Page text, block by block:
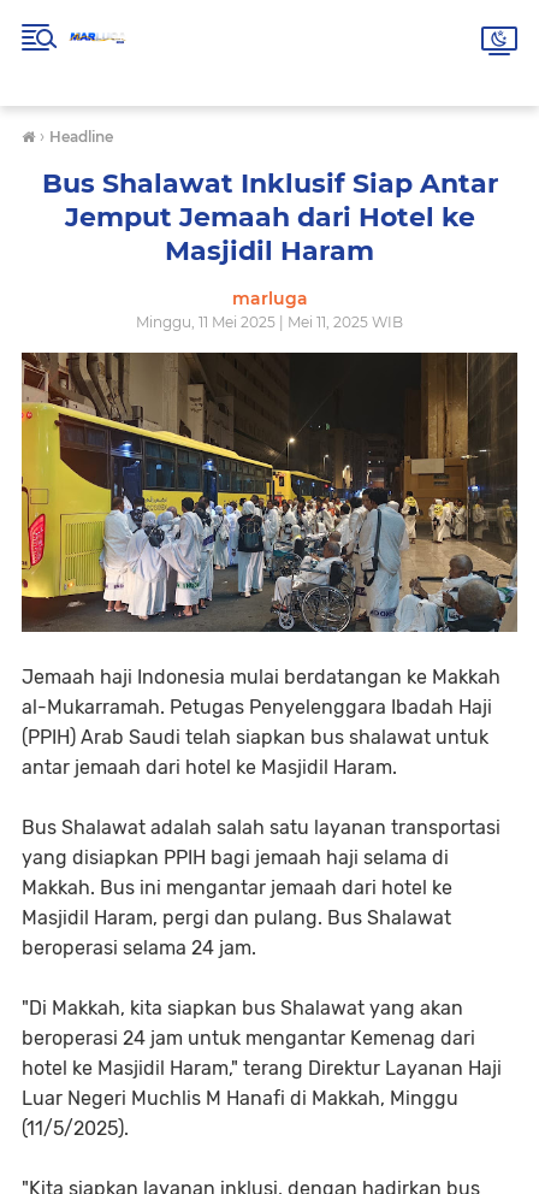
› Headline
Bus Shalawat Inklusif Siap Antar
Jemput Jemaah dari Hotel ke
Masjidil Haram
marluga
Minggu, 11 Mei 2025 | Mei 11, 2025 WIB
Jemaah haji Indonesia mulai berdatangan ke Makkah
al-Mukarramah. Petugas Penyelenggara Ibadah Haji
(PPIH) Arab Saudi telah siapkan bus shalawat untuk
antar jemaah dari hotel ke Masjidil Haram.
Bus Shalawat adalah salah satu layanan transportasi
yang disiapkan PPIH bagi jemaah haji selama di
Makkah. Bus ini mengantar jemaah dari hotel ke
Masjidil Haram, pergi dan pulang. Bus Shalawat
beroperasi selama 24 jam.
"Di Makkah, kita siapkan bus Shalawat yang akan
beroperasi 24 jam untuk mengantar Kemenag dari
hotel ke Masjidil Haram," terang Direktur Layanan Haji
Luar Negeri Muchlis M Hanafi di Makkah, Minggu
(11/5/2025).
"Kita siapkan layanan inklusi, dengan hadirkan bus